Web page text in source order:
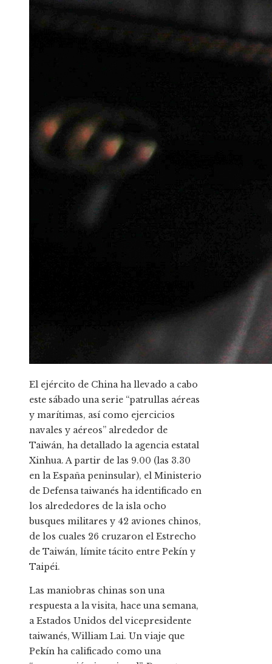
El ejército de China ha llevado a cabo
este sábado una serie “patrullas aéreas
y marítimas, así como ejercicios
navales y aéreos” alrededor de
Taiwán, ha detallado la agencia estatal
Xinhua. A partir de las 9.00 (las 3.30
en la España peninsular), el Ministerio
de Defensa taiwanés ha identificado en
los alrededores de la isla ocho
busques militares y 42 aviones chinos,
de los cuales 26 cruzaron el Estrecho
de Taiwán, límite tácito entre Pekín y
Taipéi.
Las maniobras chinas son una
respuesta a la visita, hace una semana,
a Estados Unidos del vicepresidente
taiwanés, William Lai. Un viaje que
Pekín ha calificado como una